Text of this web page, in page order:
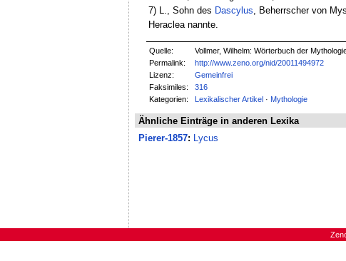
7) L., Sohn des Dascylus , Beherrscher von
Heraclea nannte.
Quelle:
Vollmer, Wilhelm: Wörterbuch der
Permalink:
http://www.zeno.org/nid/20011494972
Lizenz:
Gemeinfrei
Faksimiles:
316
Kategorien:
Lexikalischer Artikel · Mythologie
Ähnliche Einträge in anderen Lexika
Pierer-1857: Lycus